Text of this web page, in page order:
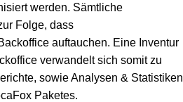
werden. Sämtliche
Folge, dass
auftauchen. Eine Inventur
verwandelt sich somit zu
sowie Analysen & Statistiken
Paketes.